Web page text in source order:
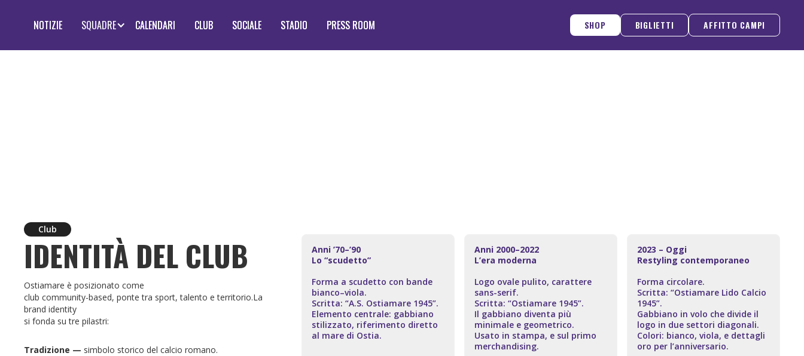
NOTIZIE
NOTIZIE SQUADRE CALENDARI
CALENDARI CLUB
CLUB SOCIALE
SOCIALE STADIO
STADIO PRESS ROOM
PRESS ROOM SHOP BIGLIETTI AFFITTO CAMPI
Club
IDENTITÀ DEL CLUB
Ostiamare è posizionato come
club community-based, ponte tra sport, talento e territorio.La
brand identity
si fonda su tre pilastri:
Tradizione — simbolo storico del calcio romano.
Anni ’70–’90
Lo “scudetto”
Forma a scudetto con bande
bianco–viola.
Scritta: “A.S. Ostiamare 1945”.
Elemento centrale: gabbiano
stilizzato, riferimento diretto
al mare di Ostia.
Anni 2000–2022
L’era moderna
Logo ovale pulito, carattere
sans-serif.
Scritta: “Ostiamare 1945”.
Il gabbiano diventa più
minimale e geometrico.
Usato in stampa, e sul primo
merchandising.
2023 – Oggi
Restyling contemporaneo
Forma circolare.
Scritta: “Ostiamare Lido Calcio
1945”.
Gabbiano in volo che divide il
logo in due settori diagonali.
Colori: bianco, viola, e dettagli
oro per l’anniversario.